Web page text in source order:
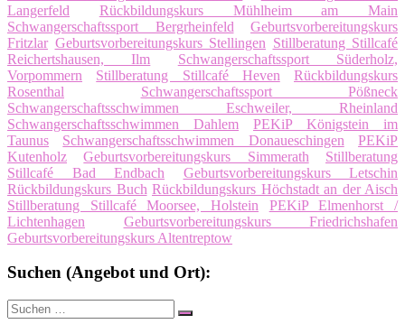
Langerfeld
Rückbildungskurs Mühlheim am Main
Schwangerschaftssport Bergrheinfeld
Geburtsvorbereitungskurs
Fritzlar Geburtsvorbereitungskurs Stellingen Stillberatung Stillcafé
Reichertshausen, Ilm
Schwangerschaftssport Süderholz,
Vorpommern
Stillberatung Stillcafé Heven
Rückbildungskurs
Rosenthal
Schwangerschaftssport Pößneck
Schwangerschaftsschwimmen Eschweiler, Rheinland
Schwangerschaftsschwimmen Dahlem
PEKiP Königstein im
Taunus
Schwangerschaftsschwimmen Donaueschingen
PEKiP
Kutenholz
Geburtsvorbereitungskurs Simmerath
Stillberatung
Stillcafé Bad Endbach
Geburtsvorbereitungskurs Letschin
Rückbildungskurs Buch Rückbildungskurs Höchstadt an der Aisch
Stillberatung Stillcafé Moorsee, Holstein
PEKiP Elmenhorst /
Lichtenhagen
Geburtsvorbereitungskurs Friedrichshafen
Geburtsvorbereitungskurs Altentreptow
Suchen (Angebot und Ort):
Suche
Suchen